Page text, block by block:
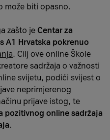
može biti opasno.
zašto je Centar za
A1 Hrvatska pokrenuo
. Cilj ove online Škole
sadržaja o važnosti
svijetu, podići svijest o
neprimjerenog
prijave istog, te
pozitivnog online sadržaja
.